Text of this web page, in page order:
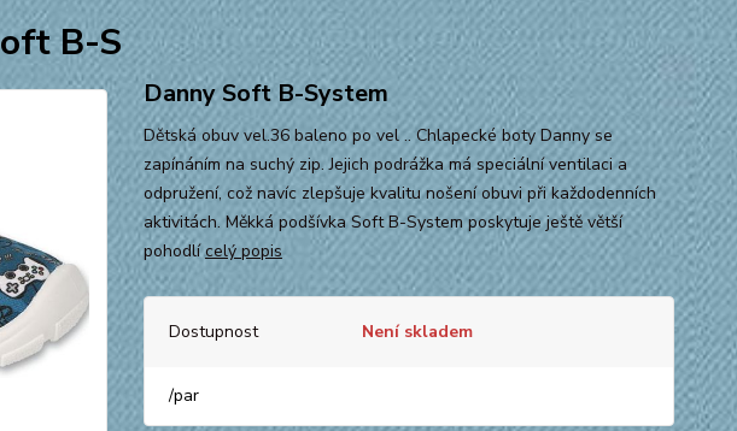
B-S
Danny Soft B-System
Dětská obuv vel.36 baleno po vel .. Chlapecké boty Danny se
zapínáním na suchý zip. Jejich podrážka má speciální ventilaci a
odpružení, což navíc zlepšuje kvalitu nošení obuvi při každodenních
aktivitách. Měkká podšívka Soft B-System poskytuje ještě větší
pohodlícelý popis
Dostupnost Není skladem
/par